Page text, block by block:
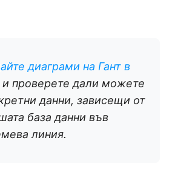
диаграми на Гант в
и проверете дали можете
данни, зависещи от
база данни във
линия.